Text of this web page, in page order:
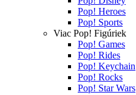
Pop! Heroes
Pop! Sports
Viac Pop! Figúriek
Pop! Games
Pop! Rides
Pop! Keychain
Pop! Rocks
Pop! Star Wars